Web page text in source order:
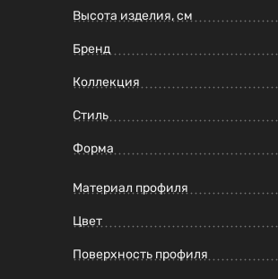
Высота изделия, см
Бренд
Коллекция
Стиль
Форма
Материал профиля
Цвет
Поверхность профиля